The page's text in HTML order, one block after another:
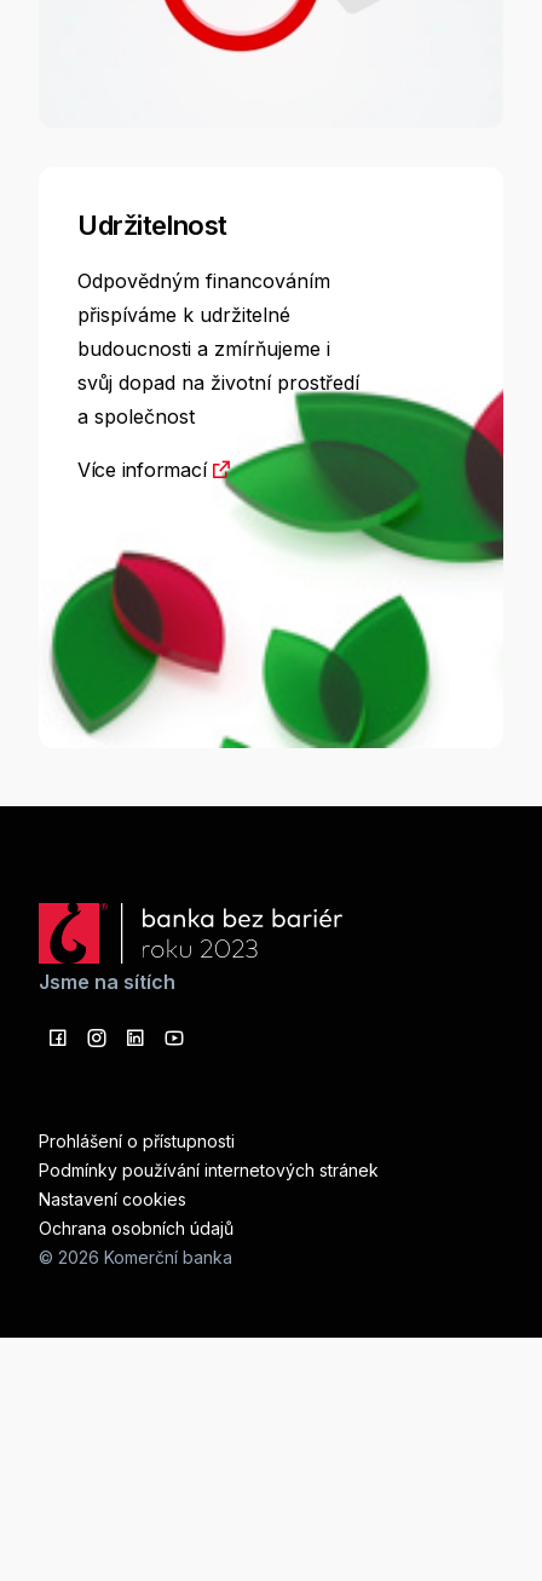
Udržitelnost
Odpovědným financováním
přispíváme k udržitelné
budoucnosti a zmírňujeme i
svůj dopad na životní prostředí
a společnost
Více informací
Jsme na sítích
Prohlášení o přístupnosti
Podmínky používání internetových stránek
Nastavení cookies
Ochrana osobních údajů
© 2026 Komerční banka